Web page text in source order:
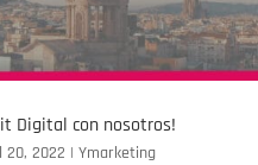
Digital con nosotros!
20, 2022 | Ymarketing